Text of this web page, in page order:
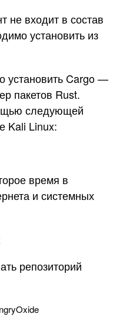
не входит в состав
установить из
установить Cargo —
пакетов Rust.
следующей
Kali Linux:
время в
и системных
репозиторий